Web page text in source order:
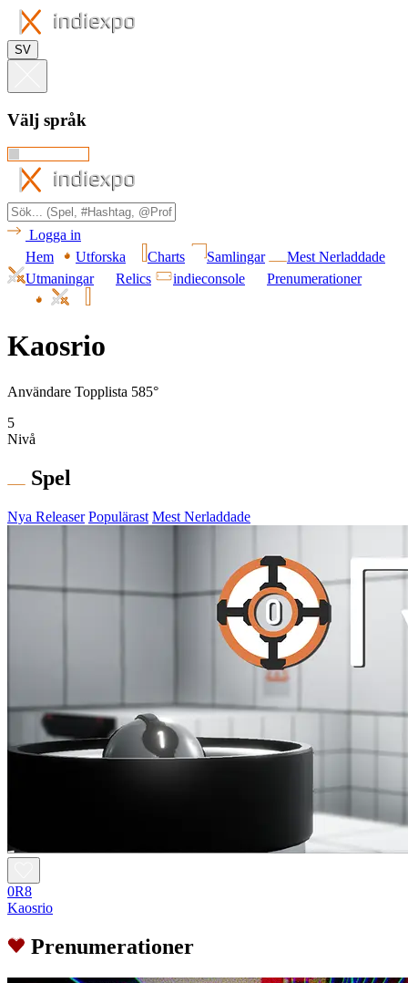
SV
Välj språk
Logga in
Hem
Utforska Charts Samlingar
Mest Nerladdade
Utmaningar
Relics indieconsole Prenumerationer
Kaosrio
Användare Topplista 585°
5
Nivå
Spel
Nya Releaser Populärast Mest Nerladdade
0R8
Kaosrio
Prenumerationer